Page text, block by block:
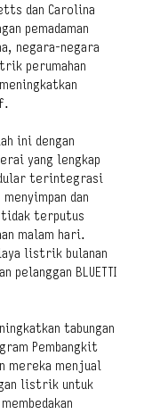
dan Carolina
pemadaman
negara-negara
perumahan
ini dengan
yang lengkap
terintegrasi
dan
tidak terputus
malam hari.
listrik bulanan
pelanggan BLUETTI
tabungan
Pembangkit
mereka menjual
listrik untuk